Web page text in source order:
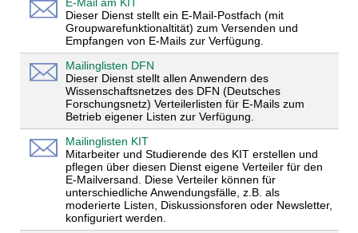
Dieser Dienst stellt ein E-Mail-Postfach (mit
Groupwarefunktionaltität) zum Versenden und
Empfangen von E-Mails zur Verfügung.
Mailinglisten DFN
Dieser Dienst stellt allen Anwendern des
Wissenschaftsnetzes des DFN (Deutsches
Forschungsnetz) Verteilerlisten für E-Mails zum
Betrieb eigener Listen zur Verfügung.
Mailinglisten KIT
Mitarbeiter und Studierende des KIT erstellen und
pflegen über diesen Dienst eigene Verteiler für den
E-Mailversand. Diese Verteiler können für
unterschiedliche Anwendungsfälle, z.B. als
moderierte Listen, Diskussionsforen oder Newsletter,
konfiguriert werden.